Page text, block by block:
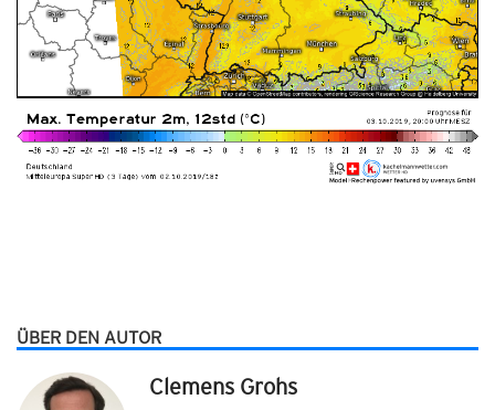
ÜBER DEN AUTOR
Clemens Grohs